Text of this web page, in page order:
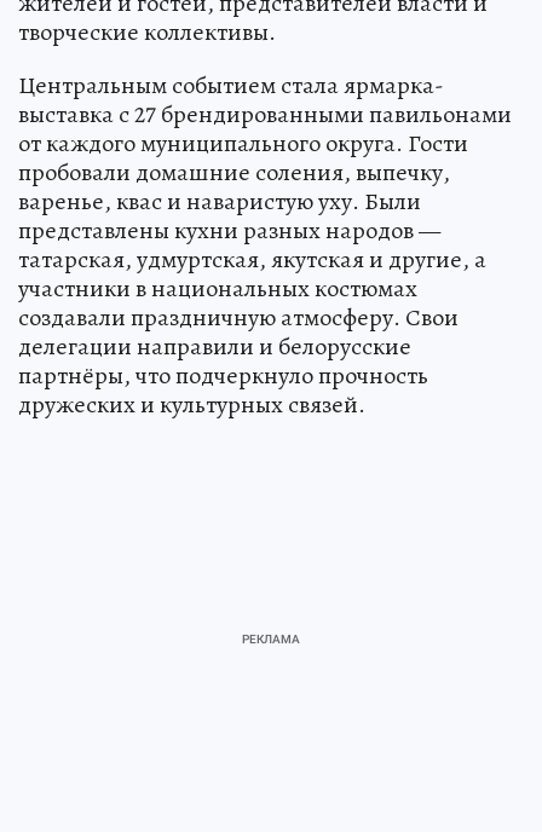
творческие коллективы.
Центральным событием стала ярмарка-
выставка с 27 брендированными павильонами
от каждого муниципального округа. Гости
пробовали домашние соления, выпечку,
варенье, квас и наваристую уху. Были
представлены кухни разных народов —
татарская, удмуртская, якутская и другие, а
участники в национальных костюмах
создавали праздничную атмосферу. Свои
делегации направили и белорусские
партнёры, что подчеркнуло прочность
дружеских и культурных связей.